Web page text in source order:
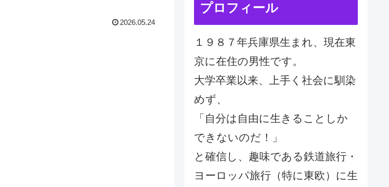
2026.05.24
プロフィール
１９８７年兵庫県生まれ、現在東
京に在住の男性です。
大学卒業以来、上手く社会に馴染
めず、
「自分は自由に生きることしか
できないのだ！」
と確信し、趣味である鉄道旅行・
ヨーロッパ旅行（特に東欧）に生